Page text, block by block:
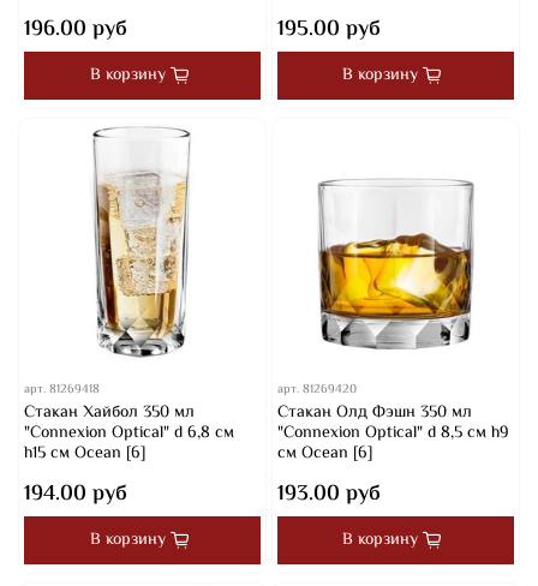
196.00 руб
В корзину
195.00 руб
В корзину
арт.81269418
Стакан Хайбол 350 мл
"Connexion Optical" d 6,8 см
h15 см Ocean [6]
194.00 руб
В корзину
арт.81269420
Стакан Олд Фэшн 350 мл
"Connexion Optical" d 8,5 см h9
см Ocean [6]
193.00 руб
В корзину